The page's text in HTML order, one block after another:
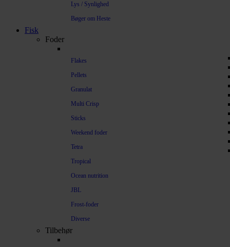
Lys / Synlighed
Bøger om Heste
Fisk
Foder
Flakes
Pellets
Granulat
Multi Crisp
Sticks
Weekend foder
Tetra
Tropical
Ocean nutrition
JBL
Frost-foder
Diverse
Tilbehør